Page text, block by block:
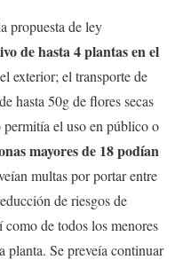
propuesta de ley
de hasta 4 plantas en el
exterior; el transporte de
hasta 50g de flores secas
el uso en público o
mayores de 18 podían
multas por portar entre
de riesgos de
como de todos los menores
planta. Se preveía continuar